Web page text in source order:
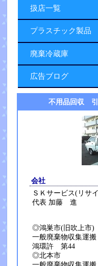
扱店一覧
プラスチック製品
廃棄冷蔵庫
広告ブログ
不用品回収 引
会社
ＳＫサービス(
代表 加藤 進
◎鴻巣市(旧吹上市)
一般廃棄物収集運搬
鴻環許 第44
◎北本市